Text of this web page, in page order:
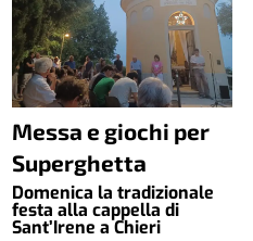
Messa e giochi per
Superghetta
Domenica la tradizionale
festa alla cappella di
Sant’Irene a Chieri